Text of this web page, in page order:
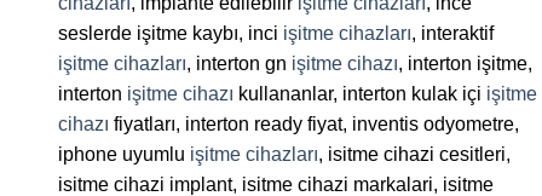
seslerde işitme kaybı, inci işitme cihazları, interaktif
işitme cihazları, interton gn işitme cihazı, interton işitme,
interton işitme cihazı kullananlar, interton kulak içi işitme
cihazı fiyatları, interton ready fiyat, inventis odyometre,
iphone uyumlu işitme cihazları, isitme cihazi cesitleri,
isitme cihazi implant, isitme cihazi markalari, isitme